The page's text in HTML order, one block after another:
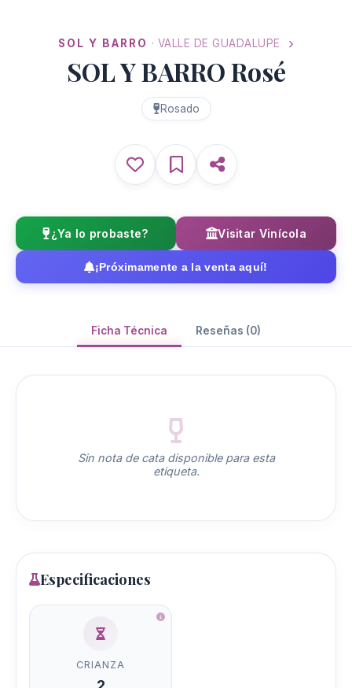
SOL Y BARRO · VALLE DE GUADALUPE
SOL Y BARRO Rosé
Rosado
¿Ya lo probaste? Visitar Vinícola
¡Próximamente a la venta aquí!
Ficha Técnica Reseñas (0)
Sin nota de cata disponible para esta
etiqueta.
Especificaciones
CRIANZA